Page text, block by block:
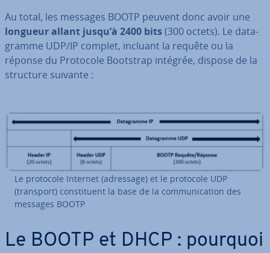
Au total, les messages BOOTP peuvent donc avoir une
longueur allant jusqu’à 2400 bits(300 octets). Le da­ta­
gramme UDP/IP complet, incluant la requête ou la
réponse du Protocole Bootstrap intégrée, dispose de la
structure suivante :
Le protocole Internet (adressage) et le protocole UDP
(transport) cons­ti­tuent la base de la com­mu­ni­ca­tion des
messages BOOTP
Le BOOTP et DHCP : pourquoi